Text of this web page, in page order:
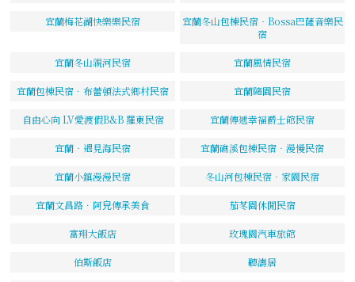
宜蘭梅花湖快樂樂民宿
宜蘭冬山包棟民宿‧Bossa巴薩音樂民
宿
宜蘭冬山親河民宿 宜蘭風情民宿
宜蘭包棟民宿．布蕾頓法式鄉村民宿 宜蘭隨園民宿
自由心向 LV愛渡假B&B 羅東民宿 宜蘭傳遞幸福爵士館民宿
宜蘭‧遇見海民宿 宜蘭礁溪包棟民宿‧漫慢民宿
宜蘭小鎮漫漫民宿 冬山河包棟民宿‧家園民宿
宜蘭文昌路．阿皃傳承美食 茄苳園休閒民宿
富翔大飯店 玫瑰園汽車旅館
伯斯飯店 聽濤居